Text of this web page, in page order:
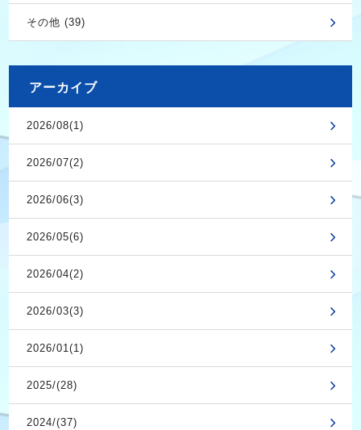
その他 (39)
アーカイブ
2026/08(1)
2026/07(2)
2026/06(3)
2026/05(6)
2026/04(2)
2026/03(3)
2026/01(1)
2025/(28)
2024/(37)